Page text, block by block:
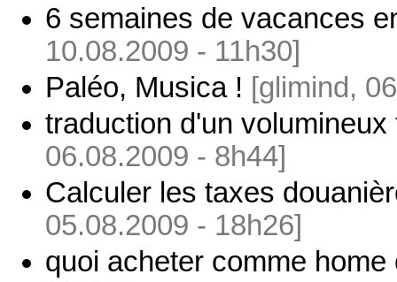
6 semaines de vacances
10.08.2009 - 11h30]
Paléo, Musica ! [glimind,
traduction d'un volumineux
06.08.2009 - 8h44]
Calculer les taxes
05.08.2009 - 18h26]
quoi acheter comme home